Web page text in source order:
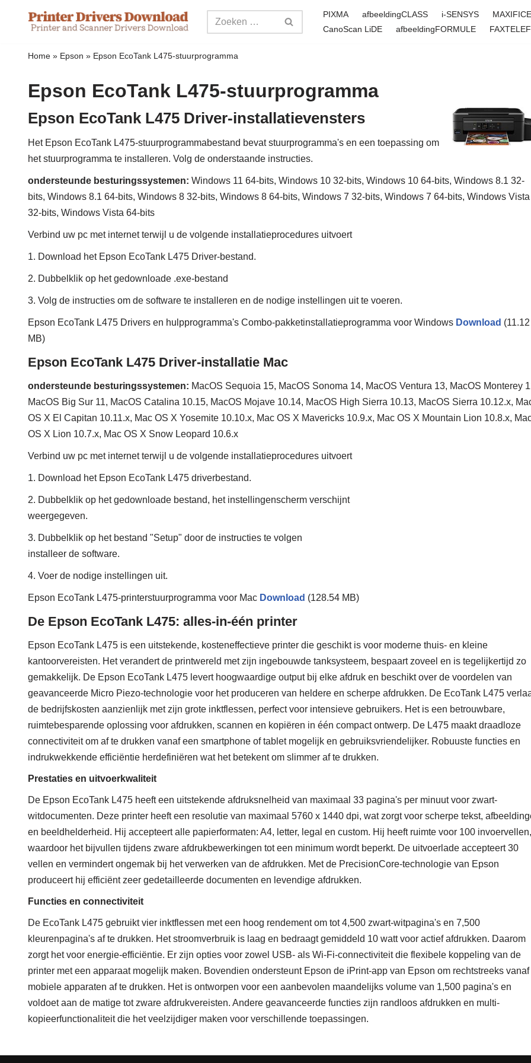
Meteen
PIXMA afbeeldingCLASS i-SENSYS
CanoScan LiDE
afbeeldingFORMULE
Home » Epson » Epson EcoTank L475-stuurprogramma
Epson EcoTank L475-stuurprogramma
Epson EcoTank L475 Driver-installatievensters
Het Epson EcoTank L475-stuurprogrammabestand bevat stuurprogramma's en een toepassing om
het stuurprogramma te installeren. Volg de onderstaande instructies.
ondersteunde besturingssystemen: Windows 11 64-bits, Windows 10 32-bits, Windows 10 64-bits, Windows 8.1 32-
bits, Windows 8.1 64-bits, Windows 8 32-bits, Windows 8 64-bits, Windows 7 32-bits, Windows 7 64-bits, Windows Vista
32-bits, Windows Vista 64-bits
Verbind uw pc met internet terwijl u de volgende installatieprocedures uitvoert
1. Download het Epson EcoTank L475 Driver-bestand.
2. Dubbelklik op het gedownloade .exe-bestand
3. Volg de instructies om de software te installeren en de nodige instellingen uit te voeren.
Epson EcoTank L475 Drivers en hulpprogramma's Combo-pakketinstallatieprogramma voor Windows Download (11.12
MB)
Epson EcoTank L475 Driver-installatie Mac
ondersteunde besturingssystemen: MacOS Sequoia 15, MacOS Sonoma 14, MacOS Ventura 13, MacOS Monterey
MacOS Big Sur 11, MacOS Catalina 10.15, MacOS Mojave 10.14, MacOS High Sierra 10.13, MacOS Sierra 10.12.x,
OS X El Capitan 10.11.x, Mac OS X Yosemite 10.10.x, Mac OS X Mavericks 10.9.x, Mac OS X Mountain Lion 10.8.x,
OS X Lion 10.7.x, Mac OS X Snow Leopard 10.6.x
Verbind uw pc met internet terwijl u de volgende installatieprocedures uitvoert
1. Download het Epson EcoTank L475 driverbestand.
2. Dubbelklik op het gedownloade bestand, het instellingenscherm verschijnt
weergegeven.
3. Dubbelklik op het bestand "Setup" door de instructies te volgen
installeer de software.
4. Voer de nodige instellingen uit.
Epson EcoTank L475-printerstuurprogramma voor Mac Download (128.54 MB)
De Epson EcoTank L475: alles-in-één printer
Epson EcoTank L475 is een uitstekende, kosteneffectieve printer die geschikt is voor moderne thuis- en kleine
kantoorvereisten. Het verandert de printwereld met zijn ingebouwde tanksysteem, bespaart zoveel en is tegelijkertijd zo
gemakkelijk. De Epson EcoTank L475 levert hoogwaardige output bij elke afdruk en beschikt over de voordelen van
geavanceerde Micro Piezo-technologie voor het produceren van heldere en scherpe afdrukken. De EcoTank L475
de bedrijfskosten aanzienlijk met zijn grote inktflessen, perfect voor intensieve gebruikers. Het is een betrouwbare,
ruimtebesparende oplossing voor afdrukken, scannen en kopiëren in één compact ontwerp. De L475 maakt draadloze
connectiviteit om af te drukken vanaf een smartphone of tablet mogelijk en gebruiksvriendelijker. Robuuste functies en
indrukwekkende efficiëntie herdefiniëren wat het betekent om slimmer af te drukken.
Prestaties en uitvoerkwaliteit
De Epson EcoTank L475 heeft een uitstekende afdruksnelheid van maximaal 33 pagina's per minuut voor zwart-
witdocumenten. Deze printer heeft een resolutie van maximaal 5760 x 1440 dpi, wat zorgt voor scherpe tekst,
en beeldhelderheid. Hij accepteert alle papierformaten: A4, letter, legal en custom. Hij heeft ruimte voor 100 invoervellen,
waardoor het bijvullen tijdens zware afdrukbewerkingen tot een minimum wordt beperkt. De uitvoerlade accepteert 30
vellen en vermindert ongemak bij het verwerken van de afdrukken. Met de PrecisionCore-technologie van Epson
produceert hij efficiënt zeer gedetailleerde documenten en levendige afdrukken.
Functies en connectiviteit
De EcoTank L475 gebruikt vier inktflessen met een hoog rendement om tot 4,500 zwart-witpagina's en 7,500
kleurenpagina's af te drukken. Het stroomverbruik is laag en bedraagt ​​gemiddeld 10 watt voor actief afdrukken. Daarom
zorgt het voor energie-efficiëntie. Er zijn opties voor zowel USB- als Wi-Fi-connectiviteit die flexibele koppeling van de
printer met een apparaat mogelijk maken. Bovendien ondersteunt Epson de iPrint-app van Epson om rechtstreeks vanaf
mobiele apparaten af ​​te drukken. Het is ontworpen voor een aanbevolen maandelijks volume van 1,500 pagina's en
voldoet aan de matige tot zware afdrukvereisten. Andere geavanceerde functies zijn randloos afdrukken en multi-
kopieerfunctionaliteit die het veelzijdiger maken voor verschillende toepassingen.